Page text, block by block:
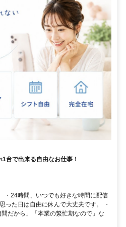
台で出来る自由なお仕事！
・24時間、いつでも好きな時間に配信
った日は自由に休んで大丈夫です。 ・
間だから」「本業の繁忙期なので」な